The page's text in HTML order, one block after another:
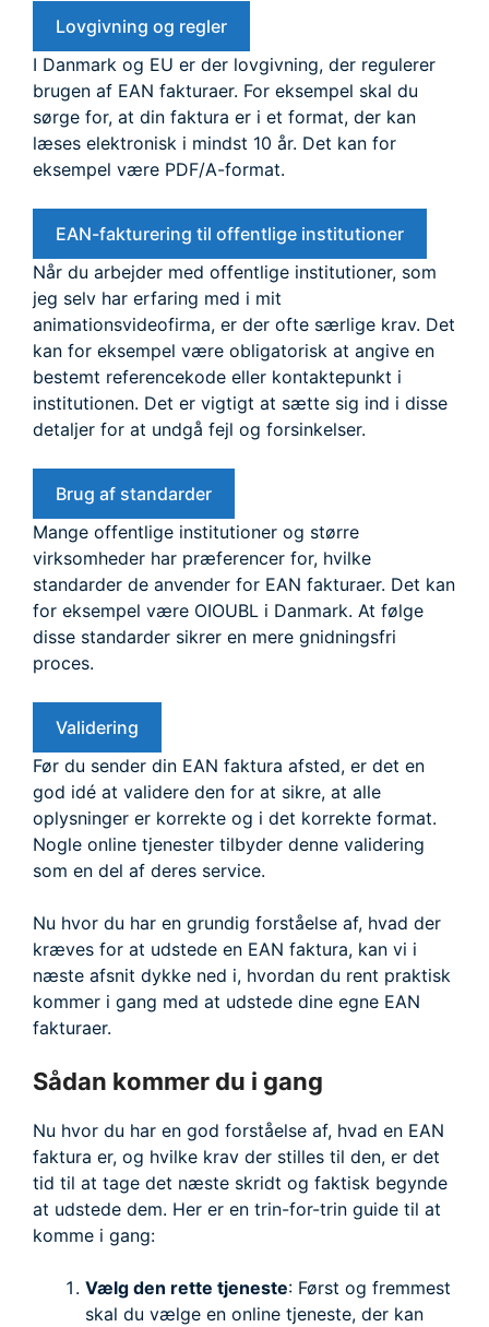
Lovgivning og regler
I Danmark og EU er der lovgivning, der regulerer
brugen af EAN fakturaer. For eksempel skal du
sørge for, at din faktura er i et format, der kan
læses elektronisk i mindst 10 år. Det kan for
eksempel være PDF/A-format.
EAN-fakturering til offentlige institutioner
Når du arbejder med offentlige institutioner, som
jeg selv har erfaring med i mit
animationsvideofirma, er der ofte særlige krav. Det
kan for eksempel være obligatorisk at angive en
bestemt referencekode eller kontaktepunkt i
institutionen. Det er vigtigt at sætte sig ind i disse
detaljer for at undgå fejl og forsinkelser.
Brug af standarder
Mange offentlige institutioner og større
virksomheder har præferencer for, hvilke
standarder de anvender for EAN fakturaer. Det kan
for eksempel være OIOUBL i Danmark. At følge
disse standarder sikrer en mere gnidningsfri
proces.
Validering
Før du sender din EAN faktura afsted, er det en
god idé at validere den for at sikre, at alle
oplysninger er korrekte og i det korrekte format.
Nogle online tjenester tilbyder denne validering
som en del af deres service.
Nu hvor du har en grundig forståelse af, hvad der
kræves for at udstede en EAN faktura, kan vi i
næste afsnit dykke ned i, hvordan du rent praktisk
kommer i gang med at udstede dine egne EAN
fakturaer.
Sådan kommer du i gang
Nu hvor du har en god forståelse af, hvad en EAN
faktura er, og hvilke krav der stilles til den, er det
tid til at tage det næste skridt og faktisk begynde
at udstede dem. Her er en trin-for-trin guide til at
komme i gang:
Vælg den rette tjeneste: Først og fremmest
skal du vælge en online tjeneste, der kan